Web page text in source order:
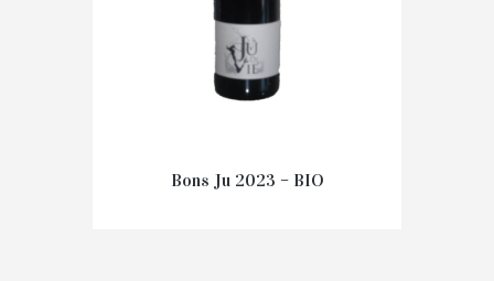
Bons Ju 2023 – BIO